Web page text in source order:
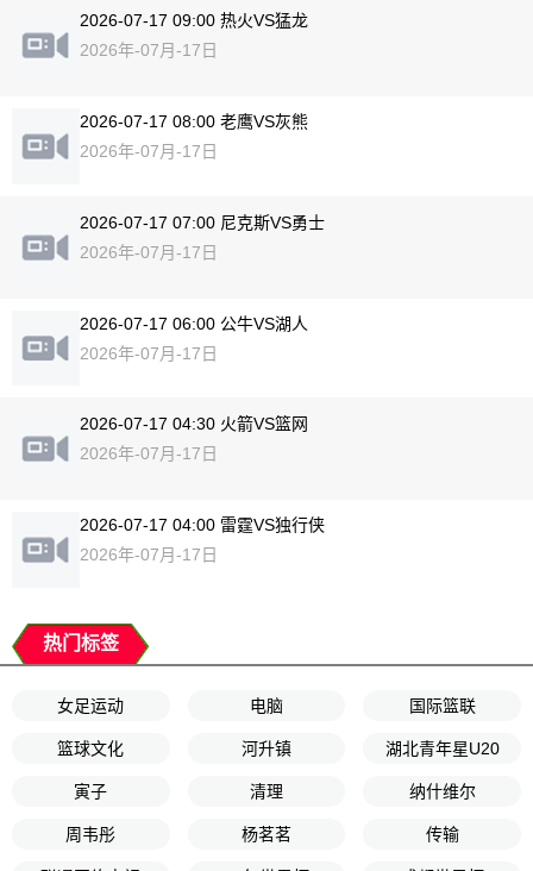
2026-07-17 09:00 热火VS猛龙
2026年-07月-17日
2026-07-17 08:00 老鹰VS灰熊
2026年-07月-17日
2026-07-17 07:00 尼克斯VS勇士
2026年-07月-17日
2026-07-17 06:00 公牛VS湖人
2026年-07月-17日
2026-07-17 04:30 火箭VS篮网
2026年-07月-17日
2026-07-17 04:00 雷霆VS独行侠
2026年-07月-17日
热门标签
女足运动 电脑 国际篮联
篮球文化 河升镇 湖北青年星U20
寅子 清理 纳什维尔
周韦彤 杨茗茗 传输